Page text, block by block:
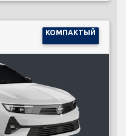
КОМПАКТЫЙ